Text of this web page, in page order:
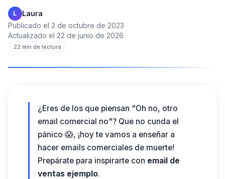
L Laura·
Publicado el 2 de octubre de 2023·
Actualizado el 22 de junio de 2026
·
22 min de lectura
¿Eres de los que piensan "Oh no, otro
email comercial no"? Que no cunda el
pánico 😱, ¡hoy te vamos a enseñar a
hacer emails comerciales de muerte!
Prepárate para inspirarte con email de
ventas ejemplo.